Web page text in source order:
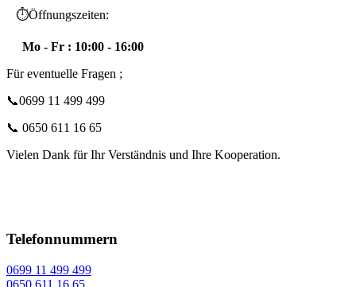
⏱️Öffnungszeiten:
Mo - Fr : 10:00 - 16:00
Für eventuelle Fragen ;
📞0699 11 499 499
📞 0650 611 16 65
Vielen Dank für Ihr Verständnis und Ihre Kooperation.
Telefonnummern
0699 11 499 499